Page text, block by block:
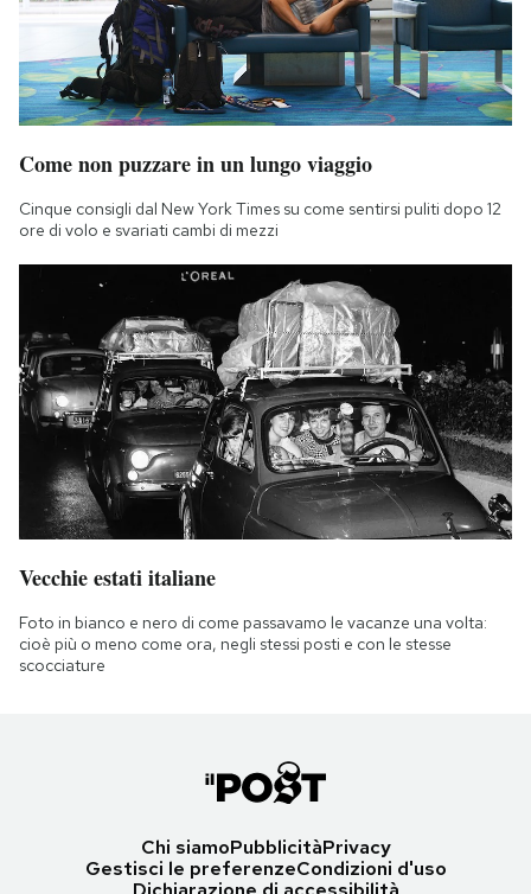
Come non puzzare in un lungo viaggio
Cinque consigli dal New York Times su come sentirsi puliti dopo 12
ore di volo e svariati cambi di mezzi
Vecchie estati italiane
Foto in bianco e nero di come passavamo le vacanze una volta:
cioè più o meno come ora, negli stessi posti e con le stesse
scocciature
Chi siamoPubblicitàPrivacy
Gestisci le preferenzeCondizioni d'uso